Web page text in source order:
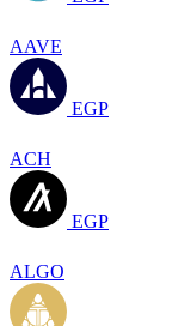
AAVE
EGP
ACH
EGP
ALGO